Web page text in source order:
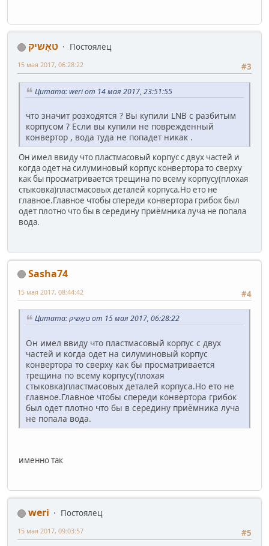
טאָשיק
Постоялец
#3
15 мая 2017, 06:28:22
Цитата: weri от 14 мая 2017, 23:51:55
что значит розходятся ? Вы купили LNB с разбитым
корпусом ? Если вы купили не поврежденный
конвертор , вода туда не попадет никак .
Он имел ввиду что пластмасовый корпус с двух частей и
когда одет на силуминовый корпус конвертора то сверху
как бы просматривается трещина по всему корпусу(плохая
стыковка)пластмасовых деталей корпуса.Но ето не
главное.Главное чтобы спереди конвертора грибок был
одет плотно что бы в середину приёмника луча не попала
вода.
Sasha74
#4
15 мая 2017, 08:44:42
Цитата: טאָשיק от 15 мая 2017, 06:28:22
Он имел ввиду что пластмасовый корпус с двух
частей и когда одет на силуминовый корпус
конвертора то сверху как бы просматривается
трещина по всему корпусу(плохая
стыковка)пластмасовых деталей корпуса.Но ето не
главное.Главное чтобы спереди конвертора грибок
был одет плотно что бы в середину приёмника луча
не попала вода.
именно так
weri
Постоялец
#5
15 мая 2017, 09:03:57